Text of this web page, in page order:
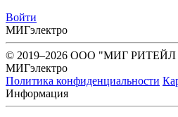
Войти
МИГэлектро
© 2019–2026 ООО "МИГ РИТЕЙЛ
МИГэлектро
Политика конфиденциальности
Информация